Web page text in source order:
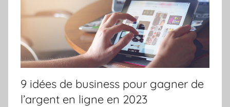
9 idées de business pour gagner de
l’argent en ligne en 2023